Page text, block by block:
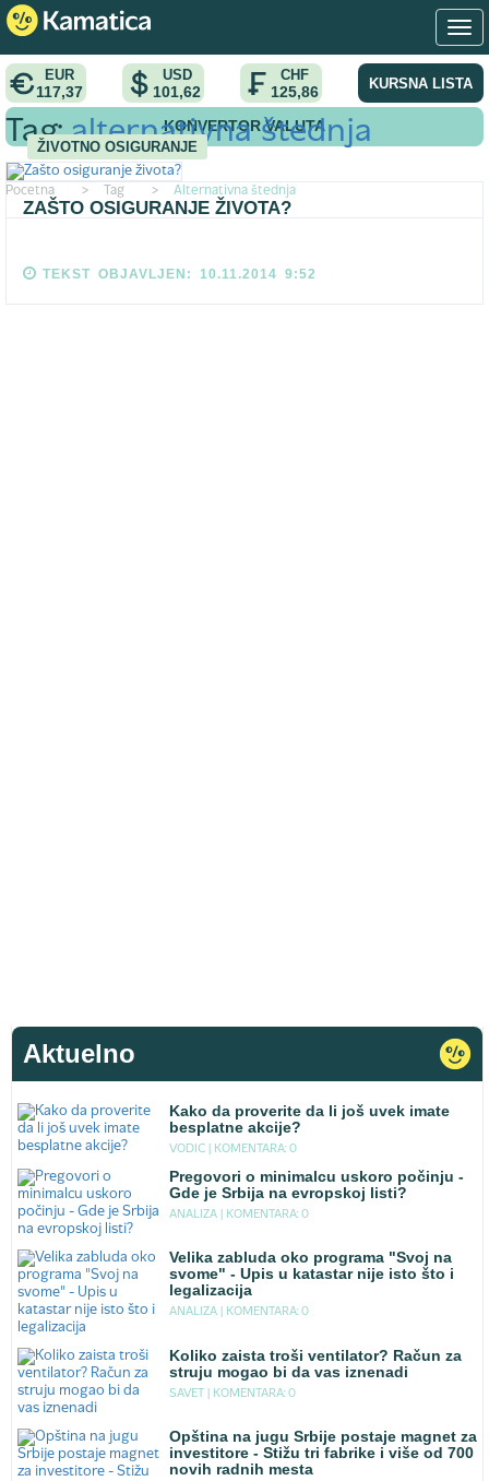
EUR
117,37
USD
101,62
CHF
125,86 KURSNA LISTA
KONVERTOR VALUTA
Pocetna > Tag > Alternativna štednja
Tag:alternativna štednja
ŽIVOTNO OSIGURANJE
ZAŠTO OSIGURANJE ŽIVOTA?
TEKST OBJAVLJEN: 10.11.2014 9:52
Aktuelno
Kako da proverite da li još uvek imate
besplatne akcije?
VODIC | KOMENTARA: 0
Pregovori o minimalcu uskoro počinju -
Gde je Srbija na evropskoj listi?
ANALIZA | KOMENTARA: 0
Velika zabluda oko programa "Svoj na
svome" - Upis u katastar nije isto što i
legalizacija
ANALIZA | KOMENTARA: 0
Koliko zaista troši ventilator? Račun za
struju mogao bi da vas iznenadi
SAVET | KOMENTARA: 0
Opština na jugu Srbije postaje magnet za
investitore - Stižu tri fabrike i više od 700
novih radnih mesta